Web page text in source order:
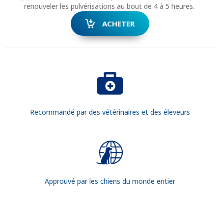
renouveler les pulvérisations au bout de 4 à 5 heures.
ACHETER
Recommandé par des vétérinaires et des éleveurs
Approuvé par les chiens du monde entier